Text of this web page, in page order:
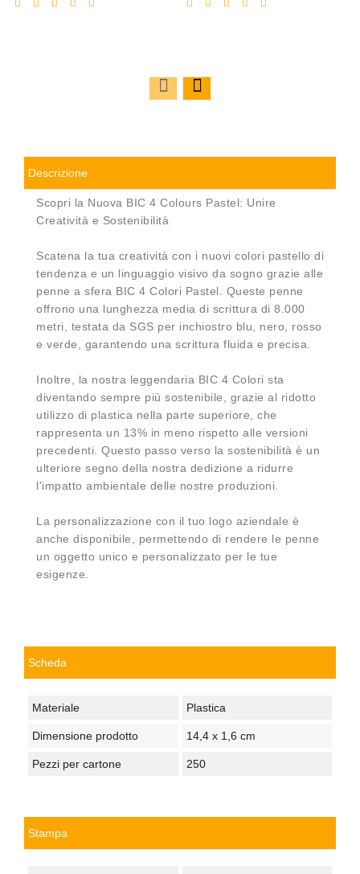
Descrizione
Scopri la Nuova BIC 4 Colours Pastel: Unire
Creatività e Sostenibilità
Scatena la tua creatività con i nuovi colori pastello di
tendenza e un linguaggio visivo da sogno grazie alle
penne a sfera BIC 4 Colori Pastel. Queste penne
offrono una lunghezza media di scrittura di 8.000
metri, testata da SGS per inchiostro blu, nero, rosso
e verde, garantendo una scrittura fluida e precisa.
Inoltre, la nostra leggendaria BIC 4 Colori sta
diventando sempre più sostenibile, grazie al ridotto
utilizzo di plastica nella parte superiore, che
rappresenta un 13% in meno rispetto alle versioni
precedenti. Questo passo verso la sostenibilità è un
ulteriore segno della nostra dedizione a ridurre
l'impatto ambientale delle nostre produzioni.
La personalizzazione con il tuo logo aziendale è
anche disponibile, permettendo di rendere le penne
un oggetto unico e personalizzato per le tue
esigenze.
Scheda
Materiale Plastica
Dimensione prodotto 14,4 x 1,6 cm
Pezzi per cartone 250
Stampa